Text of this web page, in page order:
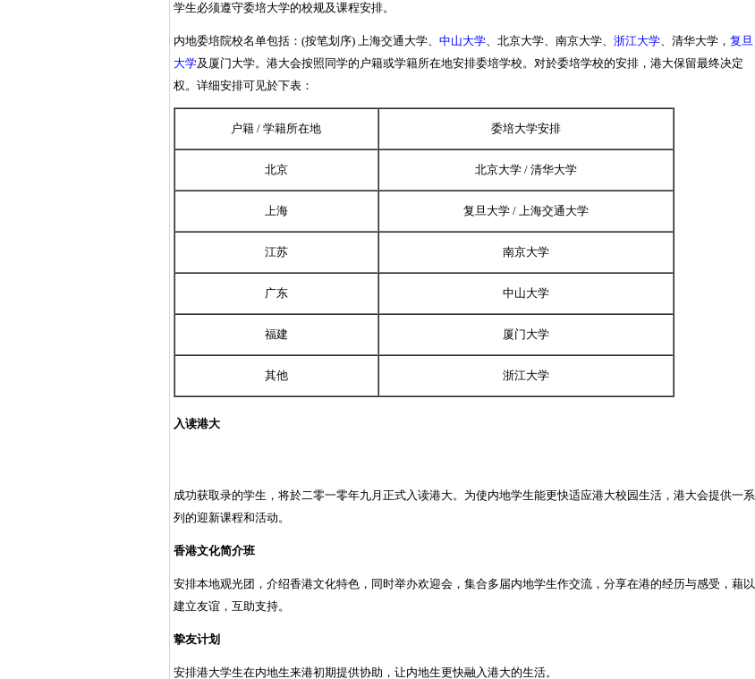
学生必须遵守委培大学的校规及课程安排。
内地委培院校名单包括：(按笔划序) 上海交通大学、 中山大学、北京大学、南京大学、 浙江大学、清华大学， 复旦
大学及厦门大学。港大会按照同学的户籍或学籍所在地安排委培学校。对於委培学校的安排，港大保留最终决定
权。详细安排可见於下表：
户籍 / 学籍所在地 委培大学安排
北京 北京大学 / 清华大学
上海 复旦大学 / 上海交通大学
江苏 南京大学
广东 中山大学
福建 厦门大学
其他 浙江大学
入读港大
成功获取录的学生，将於二零一零年九月正式入读港大。为使内地学生能更快适应港大校园生活，港大会提供一系
列的迎新课程和活动。
香港文化简介班
安排本地观光团，介绍香港文化特色，同时举办欢迎会，集合多届内地学生作交流，分享在港的经历与感受，藉以
建立友谊，互助支持。
挚友计划
安排港大学生在内地生来港初期提供协助，让内地生更快融入港大的生活。